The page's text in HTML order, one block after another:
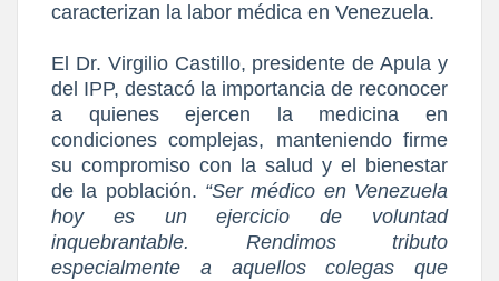
caracterizan la labor médica en Venezuela.
El Dr. Virgilio Castillo, presidente de Apula y
del IPP, destacó la importancia de reconocer
a quienes ejercen la medicina en
condiciones complejas, manteniendo firme
su compromiso con la salud y el bienestar
de la población. “Ser médico en Venezuela
hoy es un ejercicio de voluntad
inquebrantable. Rendimos tributo
especialmente a aquellos colegas que